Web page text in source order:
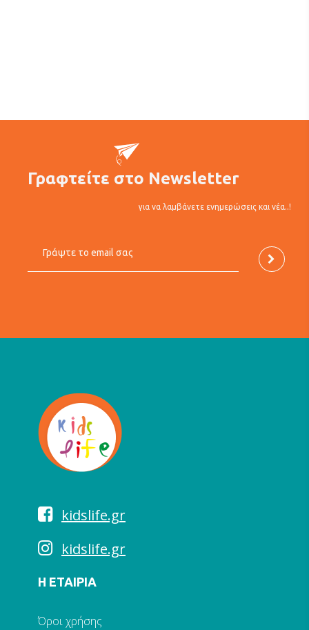
Γραφτείτε στο Newsletter
για να λαμβάνετε ενημερώσεις και νέα..!
kidslife.gr
kidslife.gr
Η ΕΤΑΙΡΙΑ
Όροι χρήσης